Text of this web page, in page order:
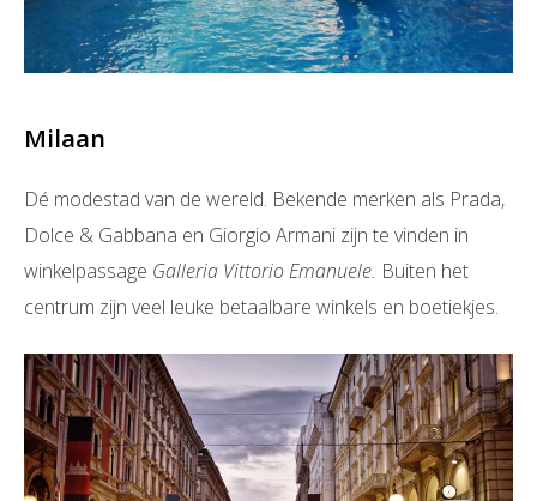
Milaan
Dé modestad van de wereld. Bekende merken als Prada,
Dolce & Gabbana en Giorgio Armani zijn te vinden in
winkelpassage Galleria Vittorio Emanuele. Buiten het
centrum zijn veel leuke betaalbare winkels en boetiekjes.